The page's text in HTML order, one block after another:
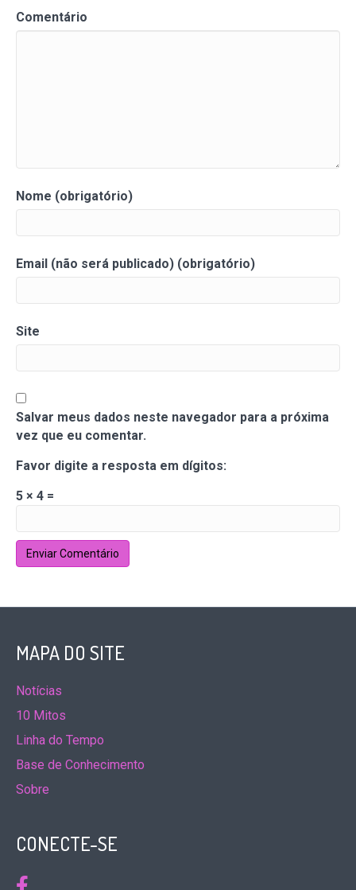
Comentário
Nome (obrigatório)
Email (não será publicado) (obrigatório)
Site
Salvar meus dados neste navegador para a próxima
vez que eu comentar.
Favor digite a resposta em dígitos:
5 × 4 =
MAPA DO SITE
Notícias
10 Mitos
Linha do Tempo
Base de Conhecimento
Sobre
CONECTE-SE